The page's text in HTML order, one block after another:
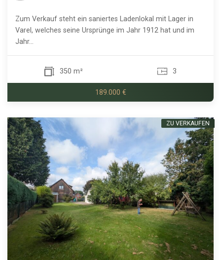
Zum Verkauf steht ein saniertes Ladenlokal mit Lager in
Varel, welches seine Ursprünge im Jahr 1912 hat und im
Jahr...
350 m² 3
189.000 €
ZU VERKAUFEN